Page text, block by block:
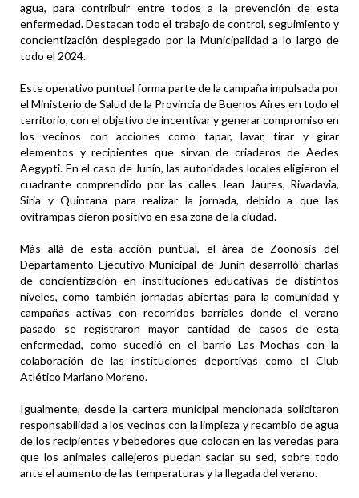
agua, para contribuir entre todos a la prevención de esta
enfermedad. Destacan todo el trabajo de control, seguimiento y
concientización desplegado por la Municipalidad a lo largo de
todo el 2024.
Este operativo puntual forma parte de la campaña impulsada por
el Ministerio de Salud de la Provincia de Buenos Aires en todo el
territorio, con el objetivo de incentivar y generar compromiso en
los vecinos con acciones como tapar, lavar, tirar y girar
elementos y recipientes que sirvan de criaderos de Aedes
Aegypti. En el caso de Junín, las autoridades locales eligieron el
cuadrante comprendido por las calles Jean Jaures, Rivadavia,
Siria y Quintana para realizar la jornada, debido a que las
ovitrampas dieron positivo en esa zona de la ciudad.
Más allá de esta acción puntual, el área de Zoonosis del
Departamento Ejecutivo Municipal de Junín desarrolló charlas
de concientización en instituciones educativas de distintos
niveles, como también jornadas abiertas para la comunidad y
campañas activas con recorridos barriales donde el verano
pasado se registraron mayor cantidad de casos de esta
enfermedad, como sucedió en el barrio Las Mochas con la
colaboración de las instituciones deportivas como el Club
Atlético Mariano Moreno.
Igualmente, desde la cartera municipal mencionada solicitaron
responsabilidad a los vecinos con la limpieza y recambio de agua
de los recipientes y bebedores que colocan en las veredas para
que los animales callejeros puedan saciar su sed, sobre todo
ante el aumento de las temperaturas y la llegada del verano.